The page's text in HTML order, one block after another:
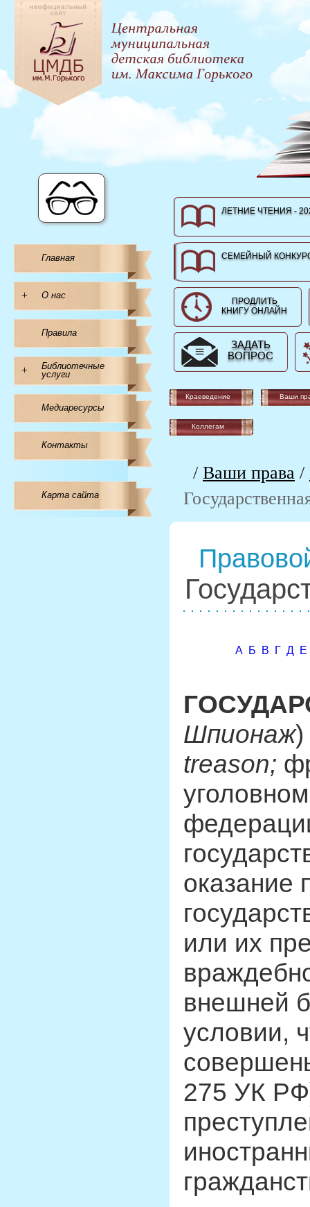
Главная
+ О нас
Правила
+
Библиотечные
услуги
Медиаресурсы
Контакты
Карта сайта
ЛЕТНИЕ ЧТЕНИЯ -
СЕМЕЙНЫЙ
ПРОДЛИТЬ
КНИГУ ОНЛАЙН
ЗАДАТЬ
ВОПРОС
Краеведение Ваши
Коллегам
/ Ваши права /
А Б В Г Д Е
Шпионаж)
treason;
оказание
или их
внешней
условии,
275 УК